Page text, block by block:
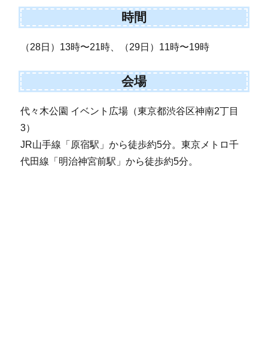
時間
（28日）13時〜21時、（29日）11時〜19時
会場
代々木公園 イベント広場（東京都渋谷区神南2丁目
3）
JR山手線「原宿駅」から徒歩約5分。東京メトロ千
代田線「明治神宮前駅」から徒歩約5分。